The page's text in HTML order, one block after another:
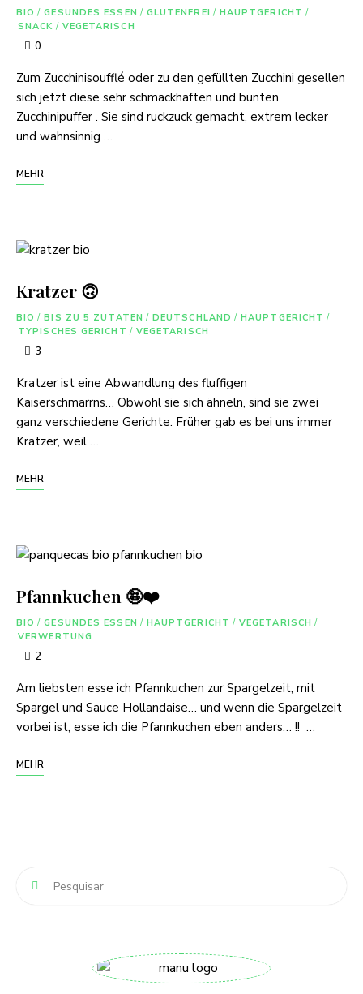
BIO / GESUNDES ESSEN / GLUTENFREI / HAUPTGERICHT /
SNACK / VEGETARISCH
0
Zum Zucchinisoufflé oder zu den gefüllten Zucchini gesellen
sich jetzt diese sehr schmackhaften und bunten
Zucchinipuffer . Sie sind ruckzuck gemacht, extrem lecker
und wahnsinnig …
MEHR
Kratzer 🙃
BIO / BIS ZU 5 ZUTATEN / DEUTSCHLAND / HAUPTGERICHT /
TYPISCHES GERICHT / VEGETARISCH
3
Kratzer ist eine Abwandlung des fluffigen
Kaiserschmarrns… Obwohl sie sich ähneln, sind sie zwei
ganz verschiedene Gerichte. Früher gab es bei uns immer
Kratzer, weil …
MEHR
Pfannkuchen 🤪❤️
BIO / GESUNDES ESSEN / HAUPTGERICHT / VEGETARISCH /
VERWERTUNG
2
Am liebsten esse ich Pfannkuchen zur Spargelzeit, mit
Spargel und Sauce Hollandaise… und wenn die Spargelzeit
vorbei ist, esse ich die Pfannkuchen eben anders… !! …
MEHR